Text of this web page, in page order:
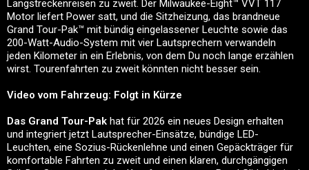
Langstreckenreisen zu zweit. Der Milwaukee-Eight™ VVT 117
Motor liefert Power satt, und die Sitzheizung, das brandneue
Grand Tour-Pak™ mit bündig eingelassener Leuchte sowie das
200-Watt-Audio-System mit vier Lautsprechern verwandeln
jeden Kilometer in ein Erlebnis, von dem Du noch lange erzählen
wirst. Tourenfahrten zu zweit könnten nicht besser sein.
Video vom Fahrzeug: Folgt in Kürze
Das Grand Tour-Pak hat für 2026 ein neues Design erhalten
und integriert jetzt Lautsprecher-Einsätze, bündige LED-
Leuchten, eine Sozius-Rückenlehne und einen Gepäckträger für
komfortable Fahrten zu zweit und einen klaren, durchgängigen